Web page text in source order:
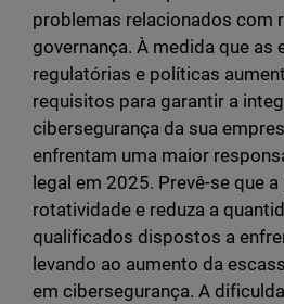
problemas relacionados com
governança. À medida que as
regulatórias e políticas
requisitos para garantir a
cibersegurança da sua
enfrentam uma maior
legal em 2025. Prevê-se que
rotatividade e reduza a
qualificados dispostos a
levando ao aumento da
em cibersegurança. A